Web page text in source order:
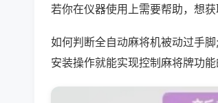
若你在仪器使用上需要帮助，想
如何判断全自动麻将机被动过手
安装操作就能实现控制麻将牌功能